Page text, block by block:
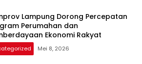
Lampung Dorong Percepatan
Perumahan dan
Ekonomi Rakyat
Mei 8, 2026